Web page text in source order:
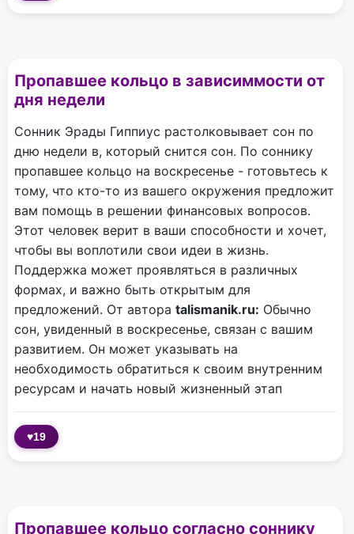
Пропавшее кольцо в зависиммости от
дня недели
Сонник Эрады Гиппиус растолковывает сон по
дню недели в, который снится сон. По соннику
пропавшее кольцо на воскресенье - готовьтесь к
тому, что кто-то из вашего окружения предложит
вам помощь в решении финансовых вопросов.
Этот человек верит в ваши способности и хочет,
чтобы вы воплотили свои идеи в жизнь.
Поддержка может проявляться в различных
формах, и важно быть открытым для
предложений. От автора talismanik.ru: Обычно
сон, увиденный в воскресенье, связан с вашим
развитием. Он может указывать на
необходимость обратиться к своим внутренним
ресурсам и начать новый жизненный этап
♥19
Пропавшее кольцо согласно соннику